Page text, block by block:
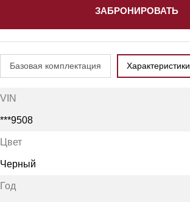
ЗАБРОНИРОВАТЬ
Базовая комплектация Характеристики
VIN
***9508
Цвет
Черный
Год